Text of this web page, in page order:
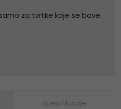
za tvrtke koje se bave
Specifikacije